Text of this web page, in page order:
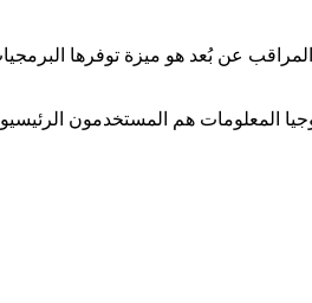
عن بُعد هو ميزة توفرها
المعلومات هم المستخدمون